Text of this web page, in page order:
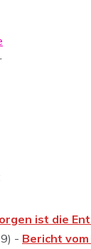
ist die
- Bericht vom